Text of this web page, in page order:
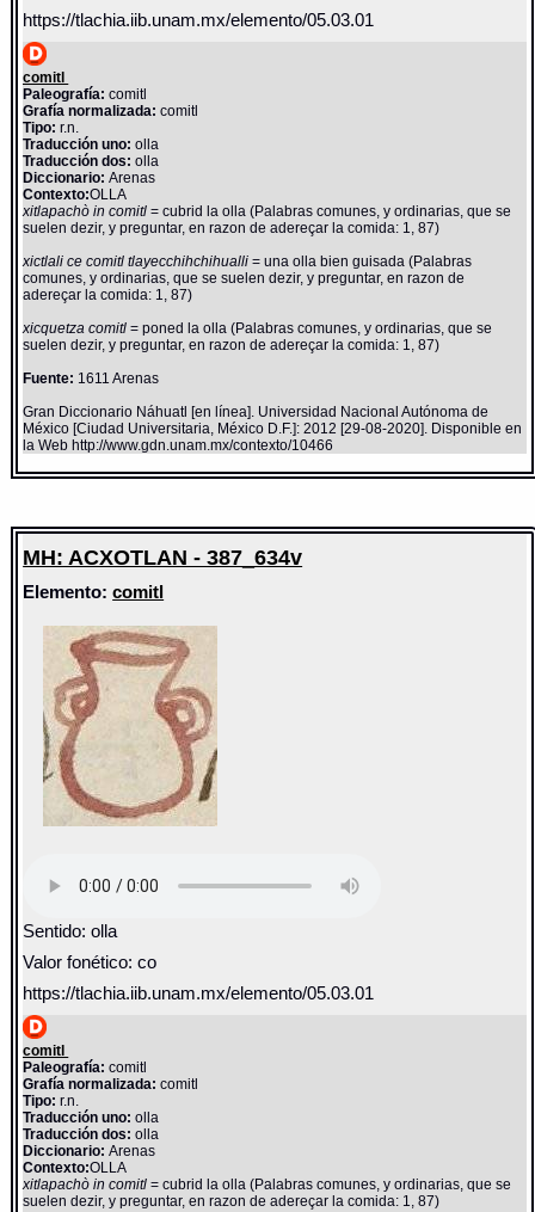
https://tlachia.iib.unam.mx/elemento/05.03.01
comitl
Paleografía: comitl
Grafía normalizada: comitl
Tipo: r.n.
Traducción uno: olla
Traducción dos: olla
Diccionario:Arenas
Contexto:OLLA
xitlapachò in comitl= cubrid la olla (Palabras comunes, y ordinarias, que se
suelen dezir, y preguntar, en razon de adereçar la comida: 1, 87)
xictlali ce comitl tlayecchihchihualli= una olla bien guisada (Palabras
comunes, y ordinarias, que se suelen dezir, y preguntar, en razon de
adereçar la comida: 1, 87)
xicquetza comitl= poned la olla (Palabras comunes, y ordinarias, que se
suelen dezir, y preguntar, en razon de adereçar la comida: 1, 87)
Fuente: 1611 Arenas
Gran Diccionario Náhuatl [en línea]. Universidad Nacional Autónoma de
México [Ciudad Universitaria, México D.F.]: 2012 [29-08-2020]. Disponible en
la Web http://www.gdn.unam.mx/contexto/10466
MH: ACXOTLAN - 387_634v
Elemento:comitl
Sentido: olla
Valor fonético: co
https://tlachia.iib.unam.mx/elemento/05.03.01
comitl
Paleografía: comitl
Grafía normalizada: comitl
Tipo: r.n.
Traducción uno: olla
Traducción dos: olla
Diccionario:Arenas
Contexto:OLLA
xitlapachò in comitl= cubrid la olla (Palabras comunes, y ordinarias, que se
suelen dezir, y preguntar, en razon de adereçar la comida: 1, 87)